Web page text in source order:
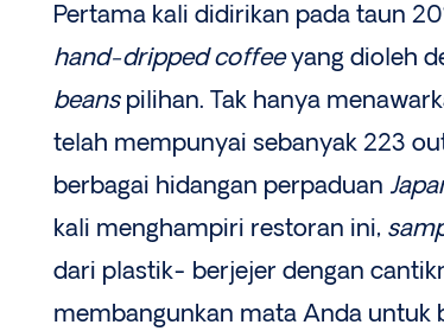
Pertama kali didirikan pada taun
hand-dripped coffeeyang dioleh
beans pilihan. Tak hanya
telah mempunyai sebanyak 223
berbagai hidangan perpaduan
kali menghampiri restoran ini,
dari plastik- berjejer dengan
membangunkan mata Anda untuk